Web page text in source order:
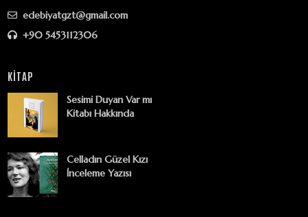
edebiyatgzt@gmail.com
+90 5453112306
KİTAP
Sesimi Duyan Var mı
Kitabı Hakkında
Celladın Güzel Kızı
İnceleme Yazısı